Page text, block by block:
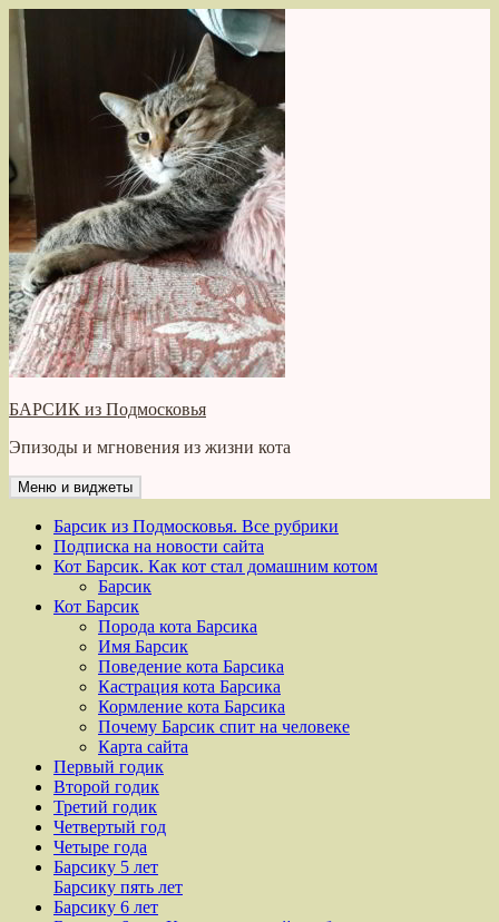
Перейти
содержимому
БАРСИК из Подмосковья
Эпизоды и мгновения из жизни кота
Меню и виджеты
Барсик из Подмосковья. Все рубрики
Подписка на новости сайта
Кот Барсик. Как кот стал домашним котом
Барсик
Кот Барсик
Порода кота Барсика
Имя Барсик
Поведение кота Барсика
Кастрация кота Барсика
Кормление кота Барсика
Почему Барсик спит на человеке
Карта сайта
Первый годик
Второй годик
Третий годик
Четвертый год
Четыре года
Барсику 5 лет
Барсику пять лет
Барсику 6 лет